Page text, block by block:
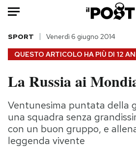
Auto
HOME
Italia
Politica
Tecnologia
Internet
QUESTO ARTICOLO HA PIÙ DI 12
SPORT Venerdì 6 giugno 2014
La Russia ai
Ventunesima puntata della
una squadra senza
con un buon gruppo, e
leggenda vivente